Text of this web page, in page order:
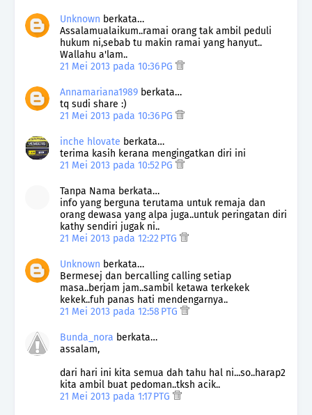
Unknown berkata…
Assalamualaikum..ramai orang tak ambil peduli
hukum ni,sebab tu makin ramai yang hanyut..
Wallahu a'lam..
21 Mei 2013 pada 10:36 PG
Annamariana1989 berkata…
tq sudi share :)
21 Mei 2013 pada 10:36 PG
inche hlovate berkata…
terima kasih kerana mengingatkan diri ini
21 Mei 2013 pada 10:52 PG
Tanpa Nama berkata…
info yang berguna terutama untuk remaja dan
orang dewasa yang alpa juga..untuk peringatan diri
kathy sendiri jugak ni..
21 Mei 2013 pada 12:22 PTG
Unknown berkata…
Bermesej dan bercalling calling setiap
masa..berjam jam..sambil ketawa terkekek
kekek..fuh panas hati mendengarnya..
21 Mei 2013 pada 12:58 PTG
Bunda_nora berkata…
assalam,
dari hari ini kita semua dah tahu hal ni...so..harap2
kita ambil buat pedoman..tksh acik..
21 Mei 2013 pada 1:17 PTG